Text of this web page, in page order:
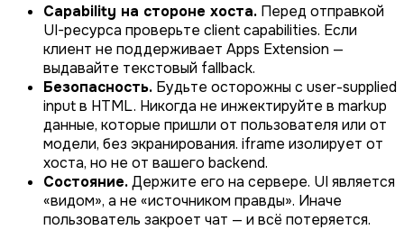
Capability на стороне хоста. Перед отправкой
UI-ресурса проверьте client capabilities. Если
клиент не поддерживает Apps Extension —
выдавайте текстовый fallback.
Безопасность. Будьте осторожны с user-supplied
input в HTML. Никогда не инжектируйте в markup
данные, которые пришли от пользователя или от
модели, без экранирования. iframe изолирует от
хоста, но не от вашего backend.
Состояние.Держите его на сервере. UI является
«видом», а не «источником правды». Иначе
пользователь закроет чат — и всё потеряется.